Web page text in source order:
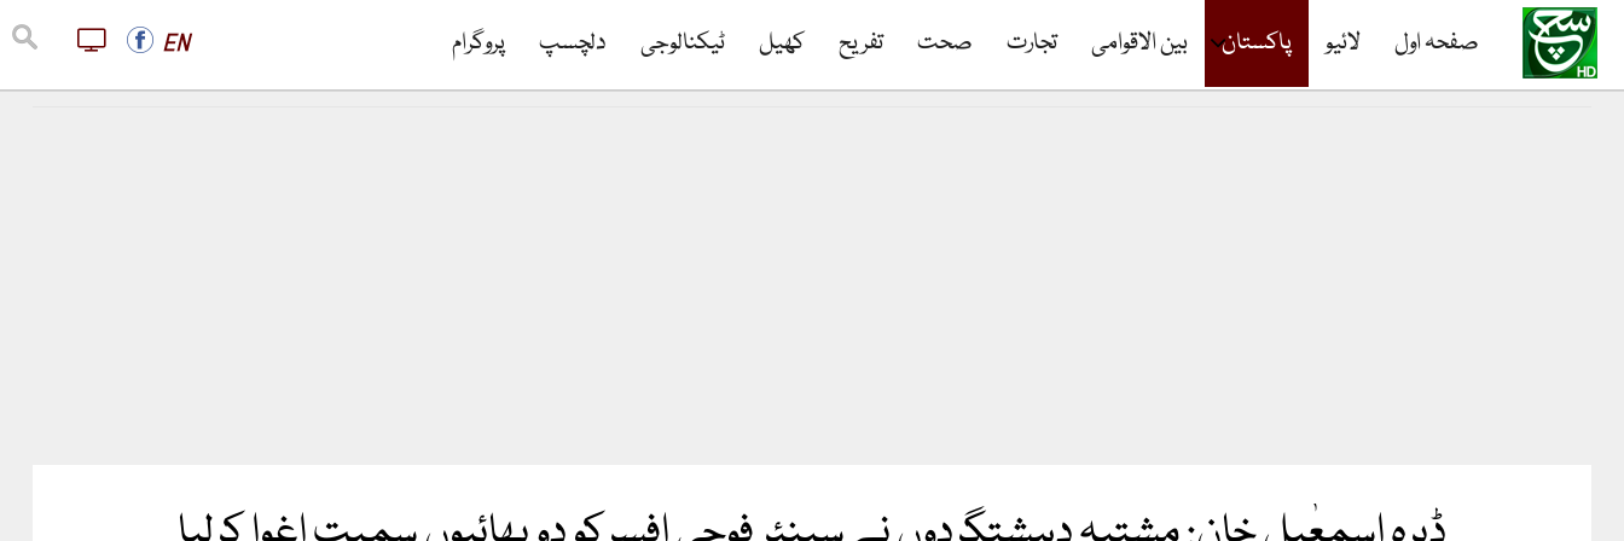
صفحہ اول لائیو پاکستان بین الاقوامی تجارت صحت تفریح کھیل ٹیکنالوجی دلچسپ پروگرام EN